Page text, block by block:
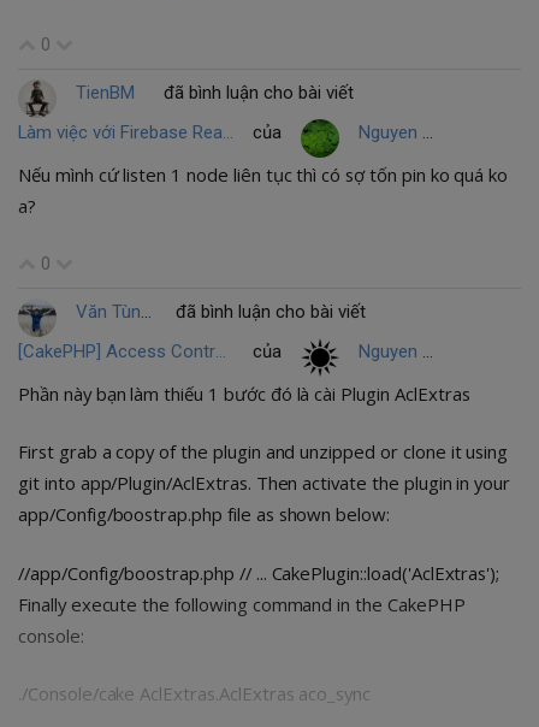
0
TienBM
đã bình luận cho bài viết
Làm việc với Firebase Realtime Database
của Nguyen Manh Quan
Nếu mình cứ listen 1 node liên tục thì có sợ tốn pin ko quá ko
a?
0
Văn Tùng Nguyễn
đã bình luận cho bài viết
[CakePHP] Access Control List (p2)
của Nguyen Van Huong
Phần này bạn làm thiếu 1 bước đó là cài Plugin AclExtras
First grab a copy of the plugin and unzipped or clone it using
git into app/Plugin/AclExtras. Then activate the plugin in your
app/Config/boostrap.php file as shown below:
//app/Config/boostrap.php // ... CakePlugin::load('AclExtras');
Finally execute the following command in the CakePHP
console:
./Console/cake AclExtras.AclExtras aco_sync